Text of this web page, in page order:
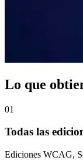
Lo que
01
Todas las
Ediciones WCAG,